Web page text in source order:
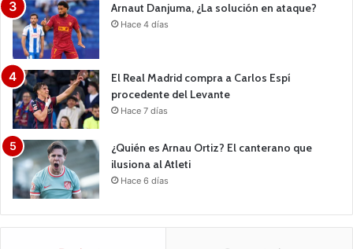
Arnaut Danjuma, ¿La solución en ataque?
Hace 4 días
El Real Madrid compra a Carlos Espí
procedente del Levante
Hace 7 días
¿Quién es Arnau Ortiz? El canterano que
ilusiona al Atleti
Hace 6 días